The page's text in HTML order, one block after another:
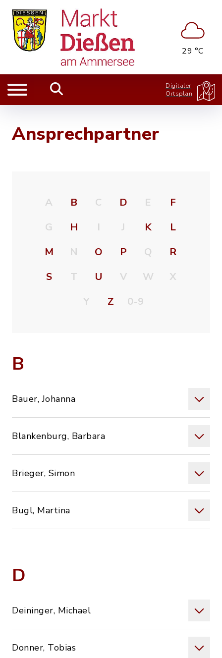
29 °C
Digitaler
Ortsplan
Ansprechpartner
A B C D E
F
G
H I J K
L
M
N O P Q
R
S
T U V W
X
Y
Z 0-9
B
Bauer, Johanna
Blankenburg, Barbara
Brieger, Simon
Bugl, Martina
D
Deininger, Michael
Donner, Tobias